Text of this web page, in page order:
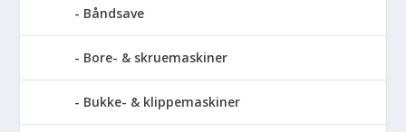
Båndsave
Bore- & skruemaskiner
Bukke- & klippemaskiner